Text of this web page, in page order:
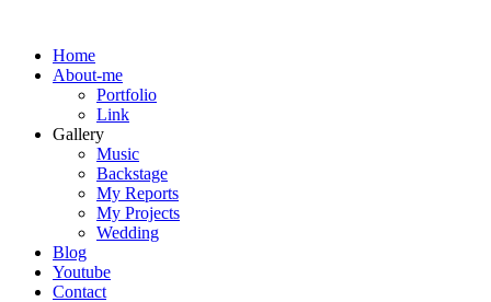
Home
About-me
Portfolio
Link
Gallery
Music
Backstage
My Reports
My Projects
Wedding
Blog
Youtube
Contact